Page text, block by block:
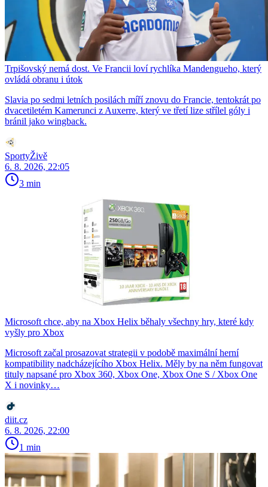
Trpišovský nemá dost. Ve Francii loví rychlíka Mandengueho, který
ovládá obranu i útok
Slavia po sedmi letních posilách míří znovu do Francie, tentokrát po
dvacetiletém Kamerunci z Auxerre, který ve třetí lize střílel góly i
bránil jako wingback.
SportyŽivě
6. 8. 2026, 22:05
3 min
Microsoft chce, aby na Xbox Helix běhaly všechny hry, které kdy
vyšly pro Xbox
Microsoft začal prosazovat strategii v podobě maximální herní
kompatibility nadcházejícího Xbox Helix. Měly by na něm fungovat
tituly napsané pro Xbox 360, Xbox One, Xbox One S / Xbox One
X i novinky…
diit.cz
6. 8. 2026, 22:00
1 min